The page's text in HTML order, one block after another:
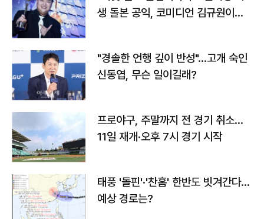
생 돌본 공익, 코미디언 김규원이었
"경솔한 언행 깊이 반성"…고개 숙인
신동엽, 무슨 일이길래?
프로야구, 주말까지 전 경기 취소…
11일 재개·오후 7시 경기 시작
태풍 '돌핀'·'찬홈' 한반도 빗겨간다…
예상 경로는?